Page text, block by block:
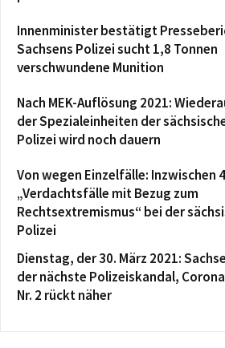
Innenminister bestätigt
Sachsens Polizei sucht 1,8 Tonnen
verschwundene Munition
Nach MEK-Auflösung 2021:
der Spezialeinheiten der
Polizei wird noch dauern
Von wegen Einzelfälle: Inzwischen
„Verdachtsfälle mit Bezug zum
Rechtsextremismus“ bei der
Polizei
Dienstag, der 30. März 2021:
der nächste Polizeiskandal,
Nr. 2 rückt näher